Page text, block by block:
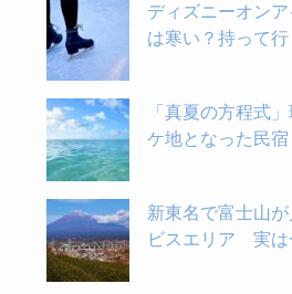
ディズニーオン
は寒い？持って
「真夏の方程式
ケ地となった民宿
新東名で富士山
ビスエリア 実は